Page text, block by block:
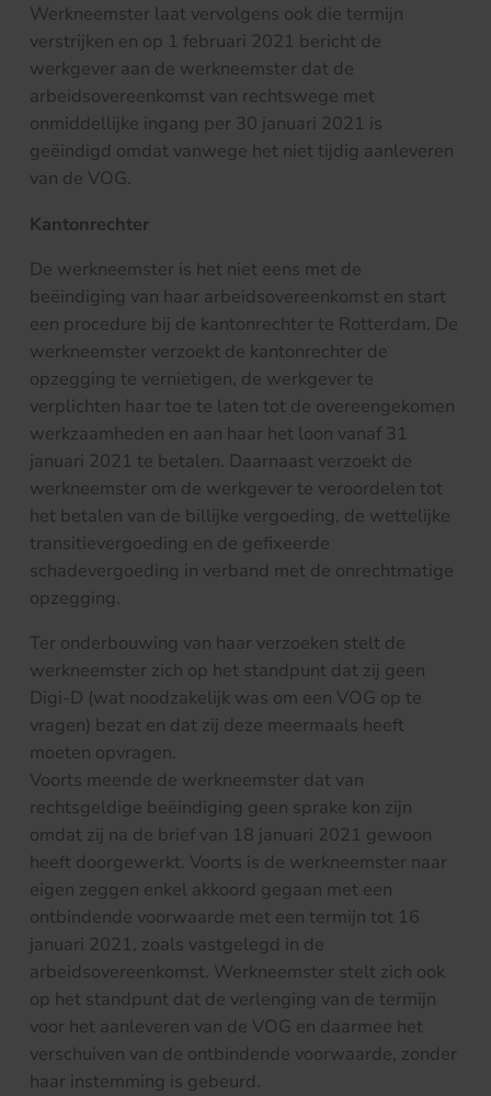
Werkneemster laat vervolgens ook die termijn
verstrijken en op 1 februari 2021 bericht de
werkgever aan de werkneemster dat de
arbeidsovereenkomst van rechtswege met
onmiddellijke ingang per 30 januari 2021 is
geëindigd omdat vanwege het niet tijdig aanleveren
van de VOG.
Kantonrechter
De werkneemster is het niet eens met de
beëindiging van haar arbeidsovereenkomst en start
een procedure bij de kantonrechter te Rotterdam. De
werkneemster verzoekt de kantonrechter de
opzegging te vernietigen, de werkgever te
verplichten haar toe te laten tot de overeengekomen
werkzaamheden en aan haar het loon vanaf 31
januari 2021 te betalen. Daarnaast verzoekt de
werkneemster om de werkgever te veroordelen tot
het betalen van de billijke vergoeding, de wettelijke
transitievergoeding en de gefixeerde
schadevergoeding in verband met de onrechtmatige
opzegging.
Ter onderbouwing van haar verzoeken stelt de
werkneemster zich op het standpunt dat zij geen
Digi-D (wat noodzakelijk was om een VOG op te
vragen) bezat en dat zij deze meermaals heeft
moeten opvragen.
Voorts meende de werkneemster dat van
rechtsgeldige beëindiging geen sprake kon zijn
omdat zij na de brief van 18 januari 2021 gewoon
heeft doorgewerkt. Voorts is de werkneemster naar
eigen zeggen enkel akkoord gegaan met een
ontbindende voorwaarde met een termijn tot 16
januari 2021, zoals vastgelegd in de
arbeidsovereenkomst. Werkneemster stelt zich ook
op het standpunt dat de verlenging van de termijn
voor het aanleveren van de VOG en daarmee het
verschuiven van de ontbindende voorwaarde, zonder
haar instemming is gebeurd.